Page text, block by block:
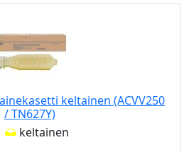
keltainen (ACVV250
/ TN627Y)
keltainen